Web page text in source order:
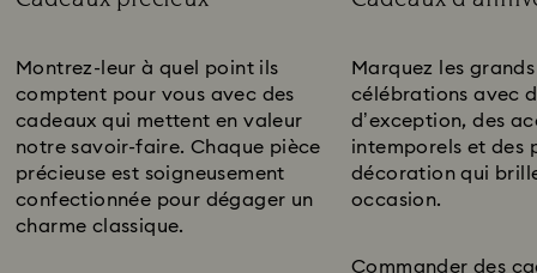
Montrez-leur à quel point ils
comptent pour vous avec des
cadeaux qui mettent en valeur
notre savoir-faire. Chaque pièce
précieuse est soigneusement
confectionnée pour dégager un
charme classique.
Marquez les
célébrations avec
d’exception, des
intemporels et des
décoration qui
occasion.
Commander des